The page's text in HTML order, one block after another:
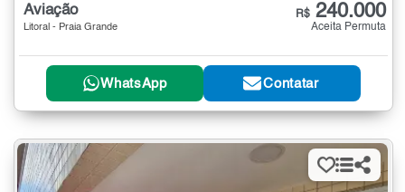
Aviação
Litoral - Praia Grande
R$ 240.000
Aceita Permuta
WhatsApp Contatar